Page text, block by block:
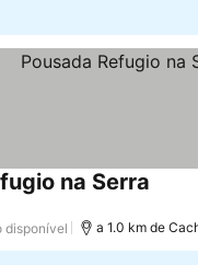
na Serra
disponível a 1.0 km de